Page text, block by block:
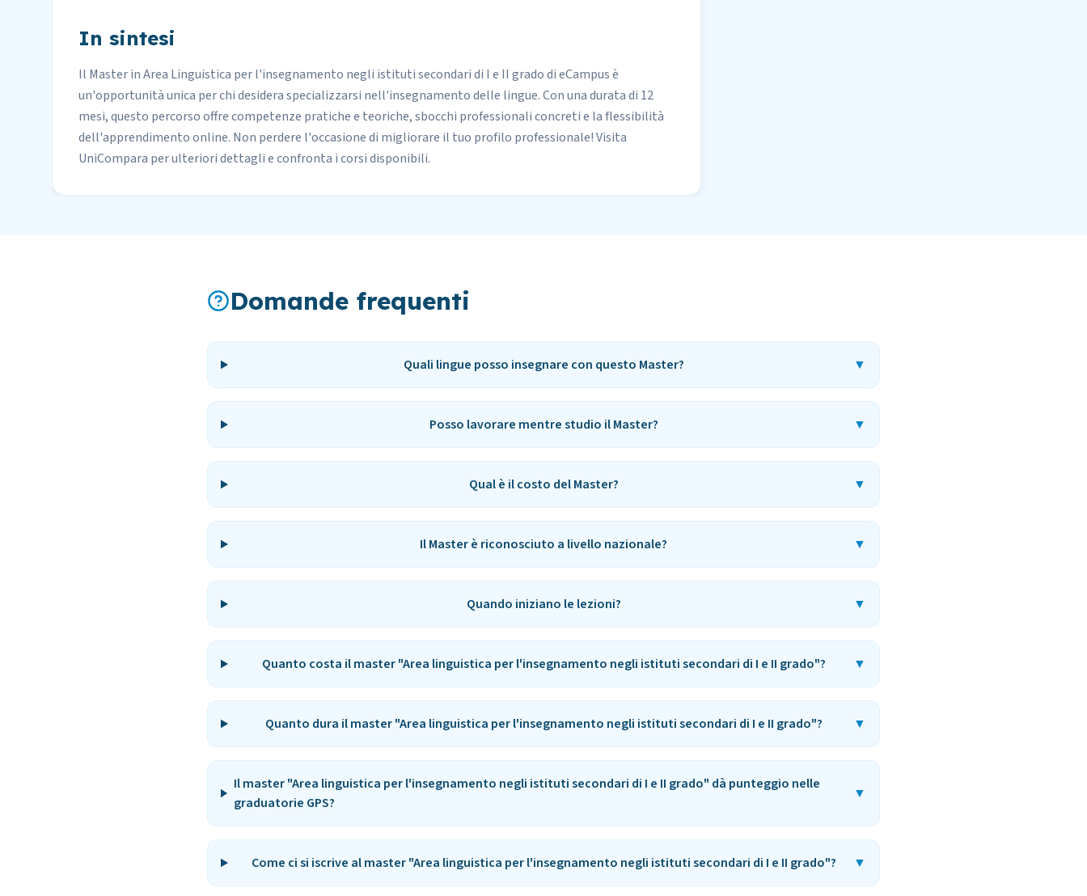
In sintesi
Il Master in Area Linguistica per l'insegnamento negli istituti secondari di I e II grado di eCampus è
un'opportunità unica per chi desidera specializzarsi nell'insegnamento delle lingue. Con una durata di 12
mesi, questo percorso offre competenze pratiche e teoriche, sbocchi professionali concreti e la flessibilità
dell'apprendimento online. Non perdere l'occasione di migliorare il tuo profilo professionale! Visita
UniCompara per ulteriori dettagli e confronta i corsi disponibili.
Domande frequenti
Quali lingue posso insegnare con questo Master? ▼
Posso lavorare mentre studio il Master? ▼
Qual è il costo del Master? ▼
Il Master è riconosciuto a livello nazionale? ▼
Quando iniziano le lezioni? ▼
Quanto costa il master "Area linguistica per l'insegnamento negli istituti secondari di I e II grado"? ▼
Quanto dura il master "Area linguistica per l'insegnamento negli istituti secondari di I e II grado"? ▼
Il master "Area linguistica per l'insegnamento negli istituti secondari di I e II grado" dà punteggio nelle
graduatorie GPS?
▼
Come ci si iscrive al master "Area linguistica per l'insegnamento negli istituti secondari di I e II grado"? ▼